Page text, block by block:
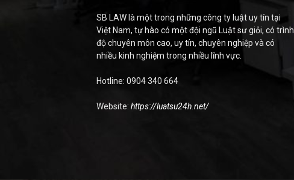
SB LAW là một trong những công ty luật uy tín tại
Việt Nam, tự hào có một đội ngũ Luật sư giỏi, có trình
độ chuyên môn cao, uy tín, chuyên nghiệp và có
nhiều kinh nghiệm trong nhiều lĩnh vực.
Hotline: 0904 340 664
Website: https://luatsu24h.net/